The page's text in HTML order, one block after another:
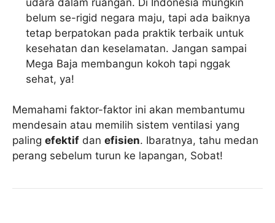
belum se-rigid negara maju, tapi ada baiknya
tetap berpatokan pada praktik terbaik untuk
kesehatan dan keselamatan. Jangan sampai
Mega Baja membangun kokoh tapi nggak
sehat, ya!
Memahami faktor-faktor ini akan membantumu
mendesain atau memilih sistem ventilasi yang
paling efektif dan efisien. Ibaratnya, tahu medan
perang sebelum turun ke lapangan, Sobat!